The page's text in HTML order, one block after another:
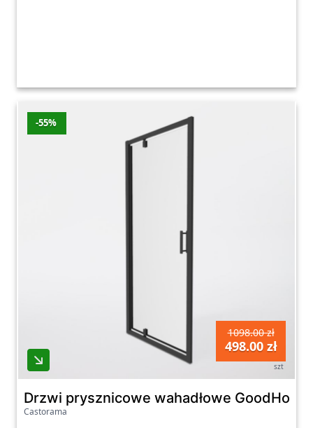
-55%
1098.00 zł
498.00 zł
szt
Drzwi prysznicowe wahadłowe
Castorama